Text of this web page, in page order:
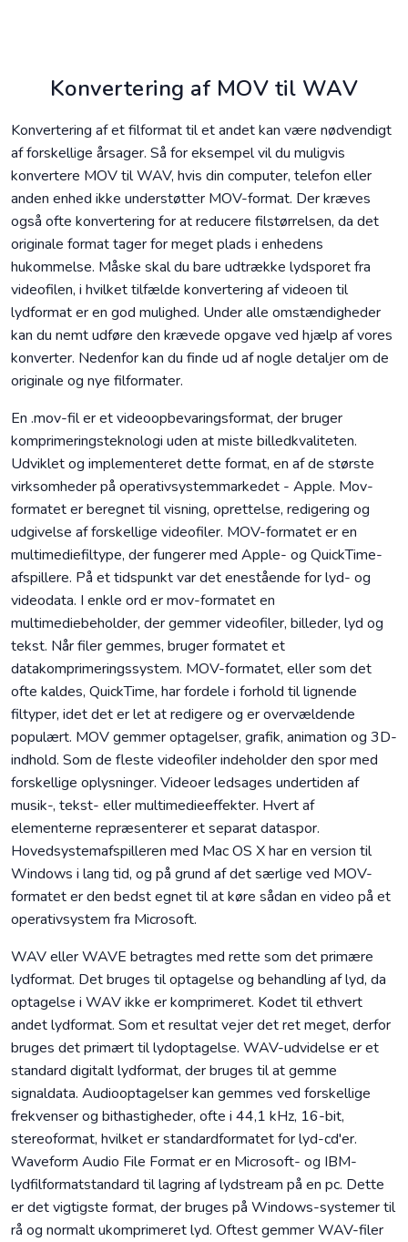
Konvertering af MOV til WAV
Konvertering af et filformat til et andet kan være nødvendigt
af forskellige årsager. Så for eksempel vil du muligvis
konvertere MOV til WAV, hvis din computer, telefon eller
anden enhed ikke understøtter MOV-format. Der kræves
også ofte konvertering for at reducere filstørrelsen, da det
originale format tager for meget plads i enhedens
hukommelse. Måske skal du bare udtrække lydsporet fra
videofilen, i hvilket tilfælde konvertering af videoen til
lydformat er en god mulighed. Under alle omstændigheder
kan du nemt udføre den krævede opgave ved hjælp af vores
konverter. Nedenfor kan du finde ud af nogle detaljer om de
originale og nye filformater.
En .mov-fil er et videoopbevaringsformat, der bruger
komprimeringsteknologi uden at miste billedkvaliteten.
Udviklet og implementeret dette format, en af de største
virksomheder på operativsystemmarkedet - Apple. Mov-
formatet er beregnet til visning, oprettelse, redigering og
udgivelse af forskellige videofiler. MOV-formatet er en
multimediefiltype, der fungerer med Apple- og QuickTime-
afspillere. På et tidspunkt var det enestående for lyd- og
videodata. I enkle ord er mov-formatet en
multimediebeholder, der gemmer videofiler, billeder, lyd og
tekst. Når filer gemmes, bruger formatet et
datakomprimeringssystem. MOV-formatet, eller som det
ofte kaldes, QuickTime, har fordele i forhold til lignende
filtyper, idet det er let at redigere og er overvældende
populært. MOV gemmer optagelser, grafik, animation og 3D-
indhold. Som de fleste videofiler indeholder den spor med
forskellige oplysninger. Videoer ledsages undertiden af
musik-, tekst- eller multimedieeffekter. Hvert af
elementerne repræsenterer et separat dataspor.
Hovedsystemafspilleren med Mac OS X har en version til
Windows i lang tid, og på grund af det særlige ved MOV-
formatet er den bedst egnet til at køre sådan en video på et
operativsystem fra Microsoft.
WAV eller WAVE betragtes med rette som det primære
lydformat. Det bruges til optagelse og behandling af lyd, da
optagelse i WAV ikke er komprimeret. Kodet til ethvert
andet lydformat. Som et resultat vejer det ret meget, derfor
bruges det primært til lydoptagelse. WAV-udvidelse er et
standard digitalt lydformat, der bruges til at gemme
signaldata. Audiooptagelser kan gemmes ved forskellige
frekvenser og bithastigheder, ofte i 44,1 kHz, 16-bit,
stereoformat, hvilket er standardformatet for lyd-cd'er.
Waveform Audio File Format er en Microsoft- og IBM-
lydfilformatstandard til lagring af lydstream på en pc. Dette
er det vigtigste format, der bruges på Windows-systemer til
rå og normalt ukomprimeret lyd. Oftest gemmer WAV-filer